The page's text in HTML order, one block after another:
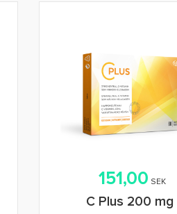
151,00 SEK
C Plus 200 mg